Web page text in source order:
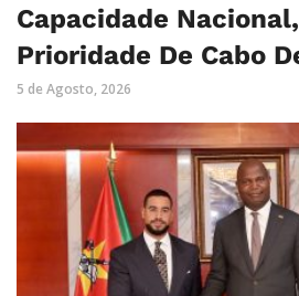
Capacidade
Prioridade De Cabo
5 de Agosto, 2026